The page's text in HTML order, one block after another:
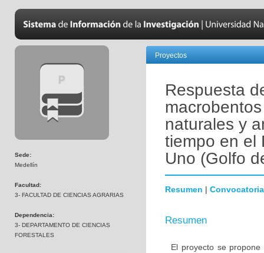
Sede:
Medellín
Facultad:
3- FACULTAD DE CIENCIAS AGRARIAS
Dependencia:
3- DEPARTAMENTO DE CIENCIAS
FORESTALES
Proyectos
Respuesta
naturales y
tiempo en el
Uno (Golfo
Resumen | Convocatoria
Resumen
El proyecto se